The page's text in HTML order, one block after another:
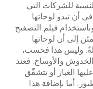
للشركات التي
أن تبدو لوحاتها
فيلم التصفيح
إلى أن لوحاتها
وليس هذا فحسب،
والأوساخ. فعند
الغبار أو تتشقّق
أما بإضافة هذا